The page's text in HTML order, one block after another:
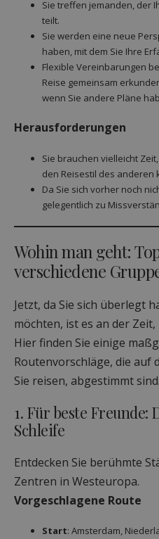
Sie treffen jemanden, der
teilt.
Sie werden eine neue
haben, mit dem Sie Ihre
Flexible Vereinbarungen
Reise gemeinsam
wenn Sie andere Pläne
Herausforderungen
Sie brauchen vielleicht
den Reisestil des anderen
Da Sie sich vorher noch
gelegentlich zu
Wohin man geht:
verschiedene
Jetzt, da Sie sich überlegt
möchten, ist es an der
Hier finden Sie einige
Routenvorschläge, die auf
Sie reisen, abgestimmt sind.
1. Für beste Freunde:
Schleife
Entdecken Sie berühmte
Zentren in Westeuropa.
Vorgeschlagene Route
Start: Amsterdam,